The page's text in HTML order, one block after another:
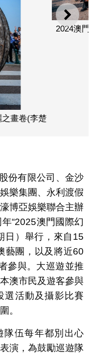
下一
亞軍: 群雀輕舞(周嘉輝
份有限公司、金沙
樂集團、永利渡假
博亞娛樂聯合主辦
“2025澳門國際幻
日）舉行，來自15
藝團，以及將近60
參與。大巡遊並推
澳市民及遊客參與
選活動及攝影比賽
。
隊伍每年都別出心
演，為鼓勵巡遊隊